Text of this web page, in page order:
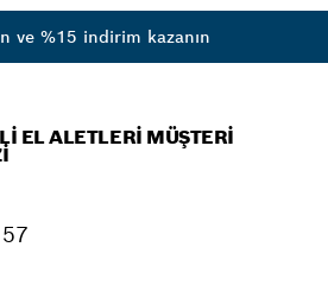
ve %15 indirim kazanın
EL ALETLERI MÜŞTERI